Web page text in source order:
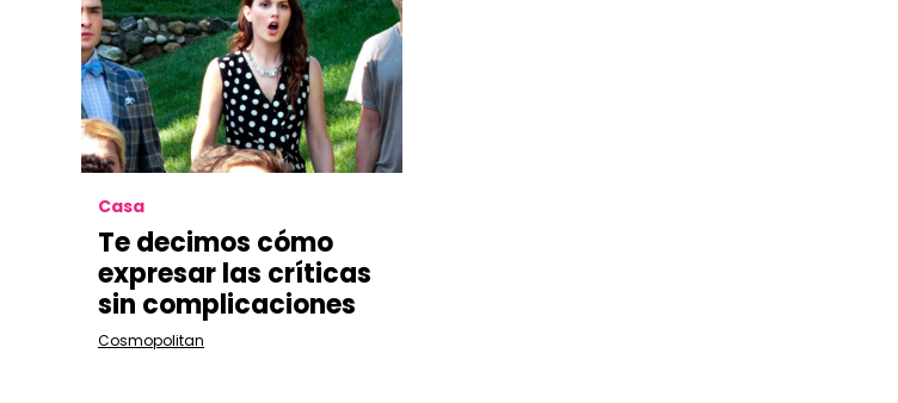
Casa
Te decimos cómo
expresar las críticas
sin complicaciones
Cosmopolitan